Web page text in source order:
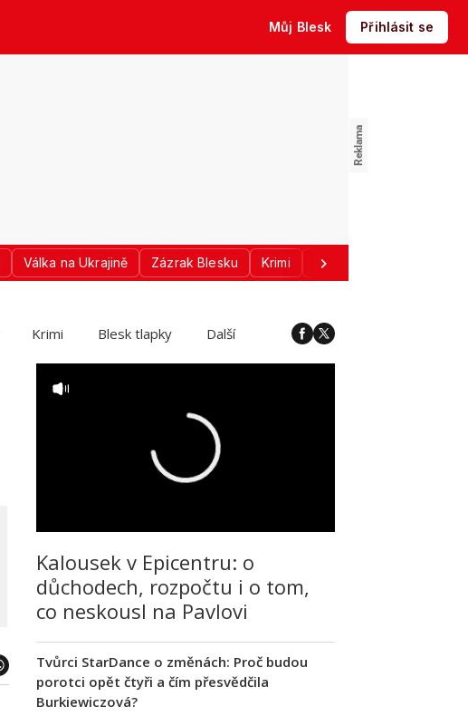
Můj Blesk Přihlásit se
Válka na Ukrajině Zázrak Blesku Krimi Donald Trump
Krimi Blesk tlapky Další
Kalousek v Epicentru: o
důchodech, rozpočtu i o tom,
co neskousl na Pavlovi
Tvůrci StarDance o změnách: Proč budou
porotci opět čtyři a čím přesvědčila
Burkiewiczová?